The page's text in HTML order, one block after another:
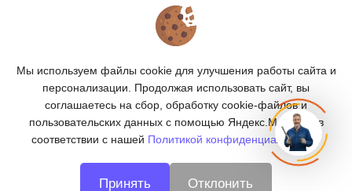
ПОДПИСКА
CNC66 - металлообработка в Екатеринбурге
Мы используем файлы cookie для улучшения работы сайта и
персонализации. Продолжая использовать сайт, вы
соглашаетесь на сбор, обработку cookie-файлов и
пользовательских данных с помощью Яндекс.Метрика, в
соответствии с нашей Политикой конфиденциальности.
Принять Отклонить